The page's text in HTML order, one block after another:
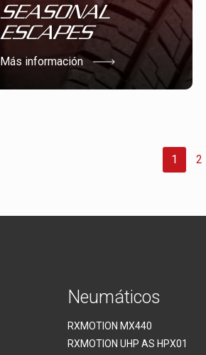
SEASONAL
ESCAPES
Más información
1 2
Neumáticos
RXMOTION MX440
RXMOTION UHP AS HPX01